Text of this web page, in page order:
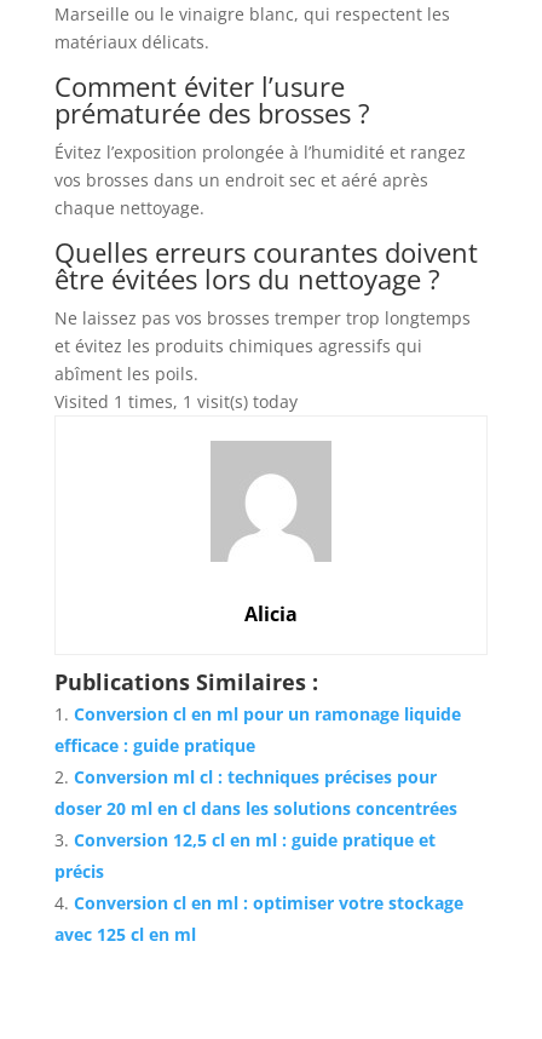
Marseille ou le vinaigre blanc, qui respectent les
matériaux délicats.
Comment éviter l’usure
prématurée des brosses ?
Évitez l’exposition prolongée à l’humidité et rangez
vos brosses dans un endroit sec et aéré après
chaque nettoyage.
Quelles erreurs courantes doivent
être évitées lors du nettoyage ?
Ne laissez pas vos brosses tremper trop longtemps
et évitez les produits chimiques agressifs qui
abîment les poils.
Visited 1 times, 1 visit(s) today
Alicia
Publications Similaires :
Conversion cl en ml pour un ramonage liquide
efficace : guide pratique
Conversion ml cl : techniques précises pour
doser 20 ml en cl dans les solutions concentrées
Conversion 12,5 cl en ml : guide pratique et
précis
Conversion cl en ml : optimiser votre stockage
avec 125 cl en ml